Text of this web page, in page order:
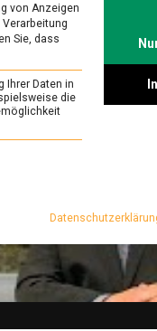
Sie auf die Schaltfläche
von Anzeigen
Sie, dass
Ihrer Daten in
die
und kann